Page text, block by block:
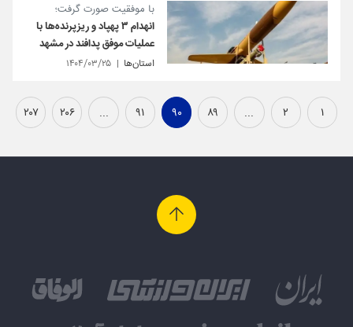
با موفقیت صورت گرفت؛
انهدام ۳ پهپاد و ریزپرنده‌ها با
عملیات موفق پدافند در مشهد‌
استان‌ها ۱۴۰۴/۰۳/۲۵
۱ ۲ ... ۸۹ ۹۰ ۹۱ ... ۲۰۶ ۲۰۷